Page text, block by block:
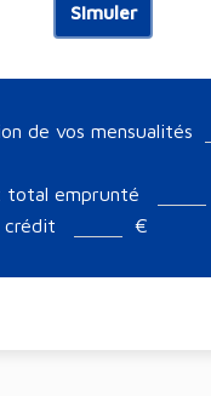
Simuler
de vos mensualités
total emprunté
crédit
€